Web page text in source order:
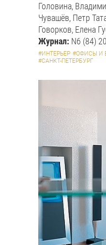
Головина,
Чувашёв, Петр
Говорков, Елена
Журнал: N6 (84)
#ИНТЕРЬЕР #ОФИСЫ И
#САНКТ-ПЕТЕРБУРГ